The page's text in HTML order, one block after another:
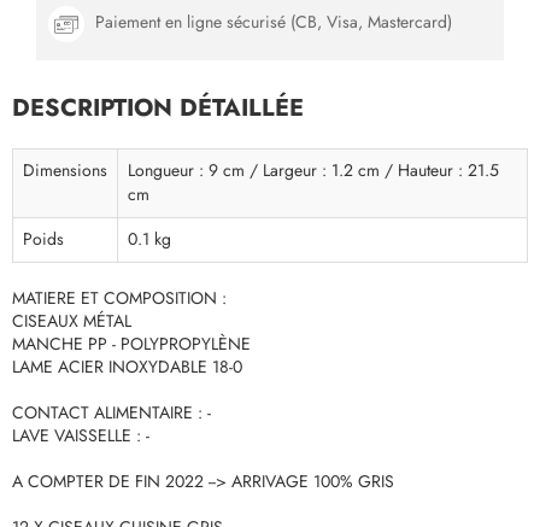
Paiement en ligne sécurisé (CB, Visa, Mastercard)
DESCRIPTION DÉTAILLÉE
Dimensions
Longueur : 9 cm / Largeur : 1.2 cm / Hauteur : 21.5
cm
Poids
0.1 kg
MATIERE ET COMPOSITION :
CISEAUX MÉTAL
MANCHE PP - POLYPROPYLÈNE
LAME ACIER INOXYDABLE 18-0
CONTACT ALIMENTAIRE : -
LAVE VAISSELLE : -
A COMPTER DE FIN 2022 --> ARRIVAGE 100% GRIS